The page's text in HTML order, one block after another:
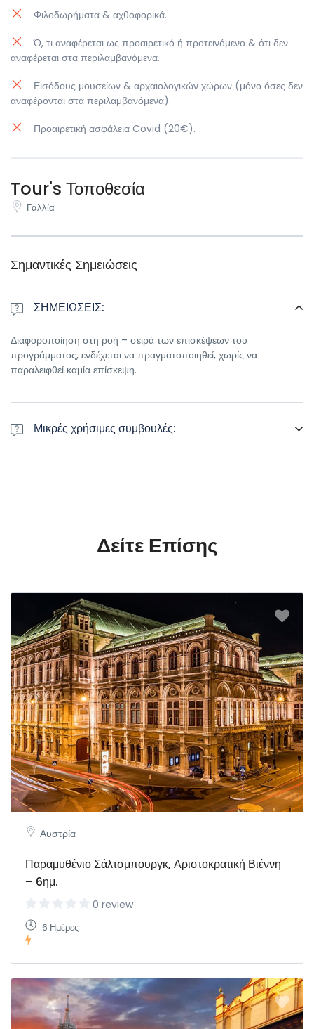
Φιλοδωρήματα & αχθοφορικά.
Ό, τι αναφέρεται ως προαιρετικό ή προτεινόμενο & ότι δεν
αναφέρεται στα περιλαμβανόμενα.
Εισόδους μουσείων & αρχαιολογικών χώρων (μόνο όσες δεν
αναφέρονται στα περιλαμβανόμενα).
Προαιρετική ασφάλεια Covid (20€).
Tour's Τοποθεσία
Γαλλία
Σημαντικές Σημειώσεις
ΣΗΜΕΙΩΣΕΙΣ:
Διαφοροποίηση στη ροή – σειρά των επισκέψεων του
προγράμματος, ενδέχεται να πραγματοποιηθεί, χωρίς να
παραλειφθεί καμία επίσκεψη.
Μικρές χρήσιμες συμβουλές:
σας μια ομπρέλα και μια ζακέτα • Γενικά οι τιμές στις Βαλτικές
χώρες είναι αρκετά προσιτές. • Το νόμισμα που χρησιμοποιείται
Δείτε Επίσης
Αυστρία
Παραμυθένιο Σάλτσμπουργκ, Αριστοκρατική Βιέννη
– 6ημ.
0 review
6 Ημέρες